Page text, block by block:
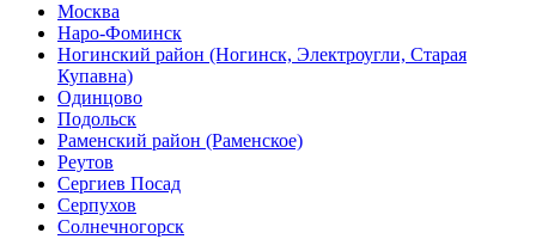
Москва
Наро-Фоминск
Ногинский район (Ногинск, Электроугли, Старая
Купавна)
Одинцово
Подольск
Раменский район (Раменское)
Реутов
Сергиев Посад
Серпухов
Солнечногорск